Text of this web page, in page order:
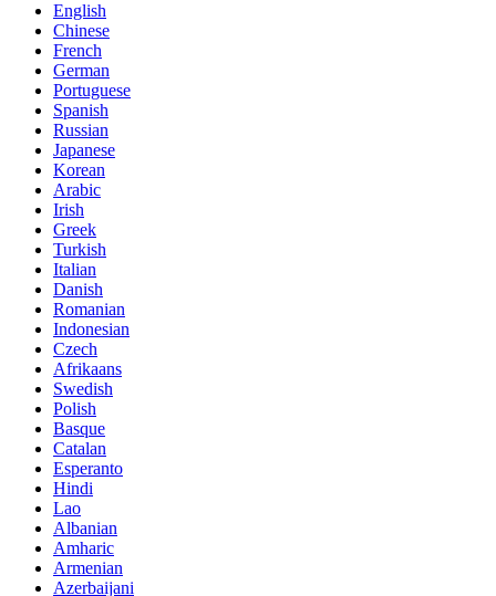
English
Chinese
French
German
Portuguese
Spanish
Russian
Japanese
Korean
Arabic
Irish
Greek
Turkish
Italian
Danish
Romanian
Indonesian
Czech
Afrikaans
Swedish
Polish
Basque
Catalan
Esperanto
Hindi
Lao
Albanian
Amharic
Armenian
Azerbaijani